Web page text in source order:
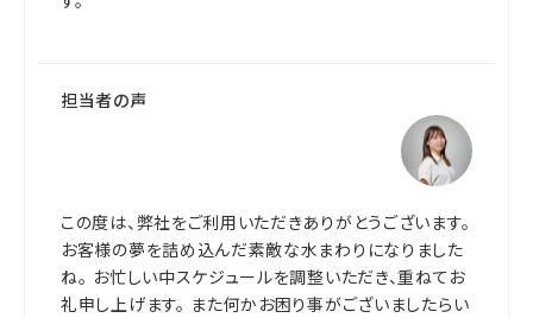
担当者の声
この度は、弊社をご利用いただきありがとうございます。
お客様の夢を詰め込んだ素敵な水まわりになりました
ね。 お忙しい中スケジュールを調整いただき、重ねてお
礼申し上げます。 また何かお困り事がございましたらい